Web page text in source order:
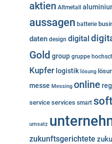
r
i
n
aktien Altmetall
aussagen batterie
daten design digital
Gold group gruppe
Kupfer logistik lösung
messe Messing online
service services smart
umsatz
zukunftsgerichtete